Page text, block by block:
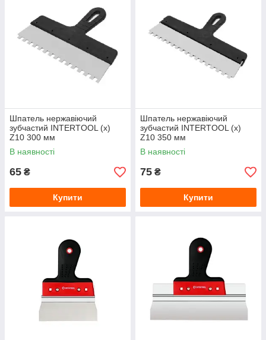
Шпатель нержавіючий
зубчастий INTERTOOL (x)
Z10 300 мм
В наявності
65 ₴
Купити
Шпатель нержавіючий
зубчастий INTERTOOL (x)
Z10 350 мм
В наявності
75 ₴
Купити